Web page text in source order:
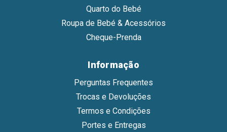
Quarto do Bebé
Roupa de Bebé & Acessórios
Cheque-Prenda
Informação
Perguntas Frequentes
Trocas e Devoluções
Termos e Condições
Portes e Entregas